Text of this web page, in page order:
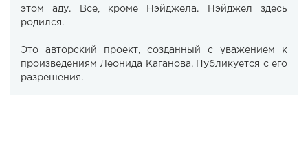
этом аду. Все, кроме Нэйджела. Нэйджел здесь
родился.
Это авторский проект, созданный с уважением к
произведениям Леонида Каганова. Публикуется с его
разрешения.